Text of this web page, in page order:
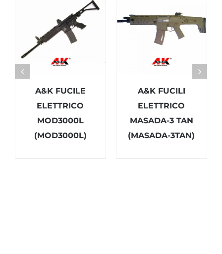
A&K FUCILE
ELETTRICO
MOD3000L
(MOD3000L)
A&K FUCILI
ELETTRICO
MASADA-3 TAN
(MASADA-3TAN)